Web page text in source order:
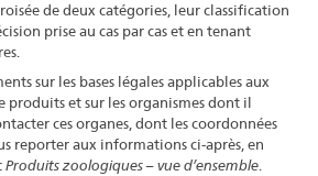
de deux catégories, leur classification
prise au cas par cas et en tenant
sur les bases légales applicables aux
produits et sur les organismes dont il
ces organes, dont les coordonnées
reporter aux informations ci-après, en
Produits zoologiques – vue d’ensemble